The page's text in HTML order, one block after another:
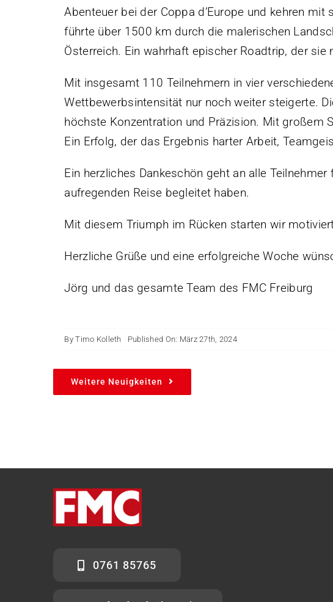
Abenteuer bei der Coppa d’Europe und kehren
führte über 1500 km durch die malerischen
Österreich. Ein wahrhaft epischer Roadtrip, der
Mit insgesamt 110 Teilnehmern in vier
Wettbewerbsintensität nur noch weiter steigerte.
höchste Konzentration und Präzision. Mit großem
Ein Erfolg, der das Ergebnis harter Arbeit,
Ein herzliches Dankeschön geht an alle
aufregenden Reise begleitet haben.
Mit diesem Triumph im Rücken starten wir
Herzliche Grüße und eine erfolgreiche Woche
Jörg und das gesamte Team des FMC Freiburg
ByTimo Kolleth Published On: März 27th, 2024
Weitere Neuigkeiten
0761 85765